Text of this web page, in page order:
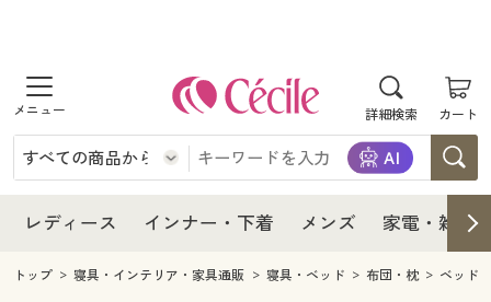
詳細検索 カート
商品を探す
レディース
レディースファッション
インナー・下着
インナー・下着通販すべて
メンズ
レディース インナー・下着 メンズ 家電・雑貨
レディース
レディース通販すべて
レディースファッション
インナー・下着
インナー・下着通販すべて
メンズ
トップ 寝具・インテリア・家具通販 寝具・ベッド 布団・枕 ベッド